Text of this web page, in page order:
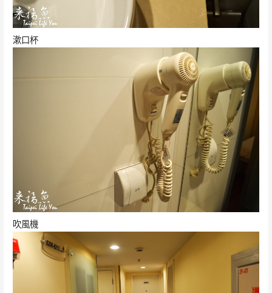
漱口杯
吹風機